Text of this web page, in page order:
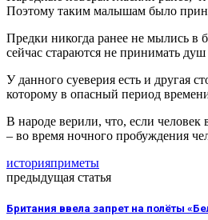
Поэтому таким малышам было
Предки никогда ранее не мылись в
сейчас стараются не принимать
У данного суеверия есть и другая
которому в опасный период
В народе верили, что, если человек
– во время ночного пробуждения
историяприметы
предыдущая статья
Британия ввела запрет на полёты